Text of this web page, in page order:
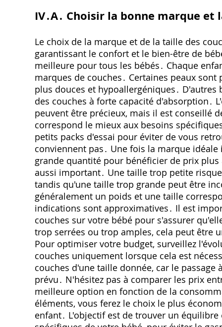
IV․A․ Choisir la bonne marque
Le choix de la marque et de la taille des
garantissant le confort et le bien-être de
meilleure pour tous les bébés․ Chaque
marques de couches․ Certaines peaux
plus douces et hypoallergéniques․
des couches à forte capacité d'absorption․
peuvent être précieux‚ mais il est conseillé
correspond le mieux aux besoins
petits packs d'essai pour éviter de vous
conviennent pas․ Une fois la marque
grande quantité pour bénéficier de prix
aussi important․ Une taille trop petite
tandis qu'une taille trop grande peut être
généralement un poids et une taille
indications sont approximatives․ Il est
couches sur votre bébé pour s'assurer
trop serrées ou trop amples‚ cela peut être
Pour optimiser votre budget‚ surveillez
couches uniquement lorsque cela est
couches d'une taille donnée‚ car le
prévu․ N'hésitez pas à comparer les prix
meilleure option en fonction de la
éléments‚ vous ferez le choix le plus
enfant․ L'objectif est de trouver un